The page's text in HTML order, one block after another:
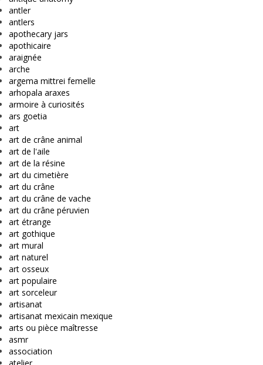
antler
antlers
apothecary jars
apothicaire
araignée
arche
argema mittrei femelle
arhopala araxes
armoire à curiosités
ars goetia
art
art de crâne animal
art de l'aile
art de la résine
art du cimetière
art du crâne
art du crâne de vache
art du crâne péruvien
art étrange
art gothique
art mural
art naturel
art osseux
art populaire
art sorceleur
artisanat
artisanat mexicain mexique
arts ou pièce maîtresse
asmr
association
atelier